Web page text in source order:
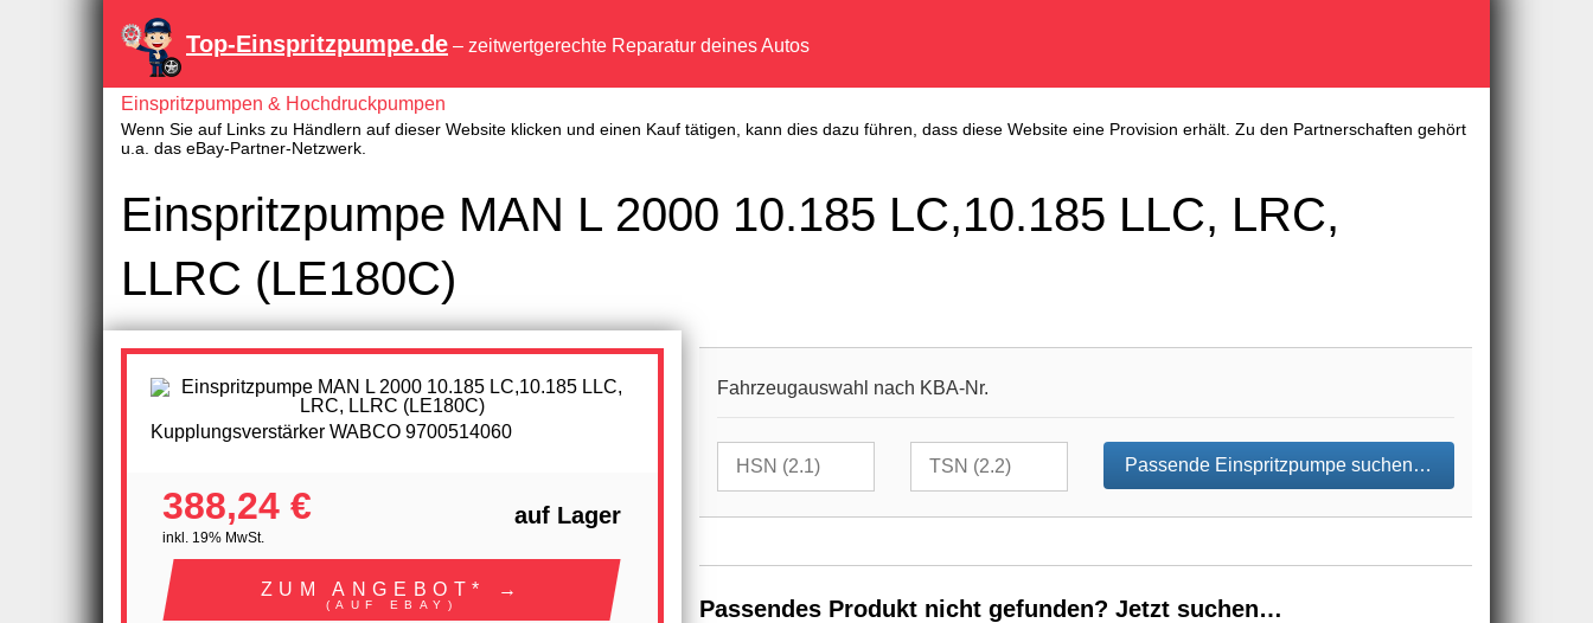
Top-Einspritzpumpe.de – zeitwertgerechte Reparatur deines Autos
Einspritzpumpen & Hochdruckpumpen
Wenn Sie auf Links zu Händlern auf dieser Website klicken und einen Kauf tätigen, kann dies dazu führen, dass diese Website eine Provision erhält. Zu den Partnerschaften gehört
u.a. das eBay-Partner-Netzwerk.
Einspritzpumpe MAN L 2000 10.185 LC,10.185 LLC, LRC,
LLRC (LE180C)
Kupplungsverstärker WABCO 9700514060
388,24 €
inkl. 19% MwSt.
auf Lager
ZUM ANGEBOT* →
(AUF EBAY)
Fahrzeugauswahl nach KBA-Nr.
Passende Einspritzpumpe suchen…
Passendes Produkt nicht gefunden? Jetzt suchen…